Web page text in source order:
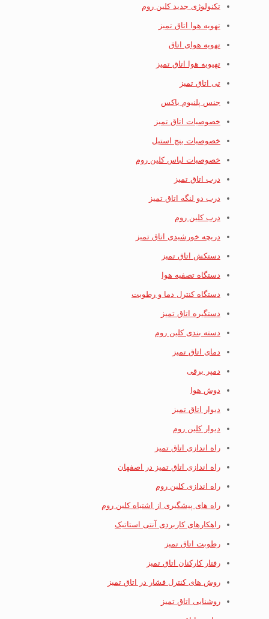
تکنولوژی جدید کلین روم
تهویه هوا اتاق تمیز
تهویه هوای اتاق
تهیویه هوا اتاق تمیز
تی اتاق تمیز
جنس پلنیوم باکس
خصوصیات اتاق تمیز
خصوصیات بنچ استیل
خصوصیات لباس کلین روم
درب اتاق تمیز
درب دو لنگه اتاق تمیز
درب کلین روم
دریچه خورشیدی اتاق تمیز
دستکش اتاق تمیز
دستگاه تصفیه هوا
دستگاه کنترل دما و رطوبت
دستگیره اتاق تمیز
دسته بندی کلین روم
دمای اتاق تمیز
دمپر برقی
دوش هوا
دیوار اتاق تمیز
دیوار کلین روم
راه اندازی اتاق تمیز
راه اندازی اتاق تمیز در اصفهان
راه اندازی کلین روم
راه های پیشگیری از اشتباه کلین روم
راهکارهای کاربردی آنتی استاتیک
رطوبت اتاق تمیز
رفتار کارکنان اتاق تمیز
روش های کنترل فشار در اتاق تمیز
روشنایی اتاق تمیز